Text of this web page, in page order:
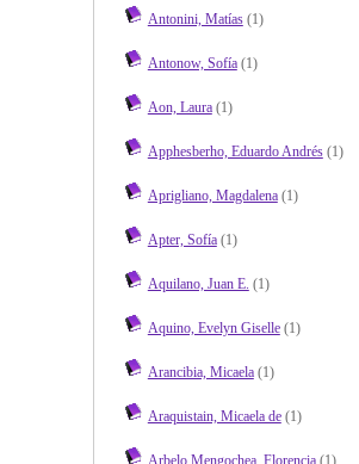
Antonini, Matías(1)
Antonow, Sofía(1)
Aon, Laura(1)
Apphesberho, Eduardo Andrés(1)
Aprigliano, Magdalena(1)
Apter, Sofía(1)
Aquilano, Juan E. (1)
Aquino, Evelyn Giselle(1)
Arancibia, Micaela(1)
Araquistain, Micaela de(1)
Arbelo Mengochea, Florencia(1)